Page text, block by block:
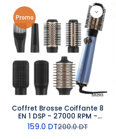
Promo
Coffret Brosse Coiffante 8
EN 1 DSP - 27000 RPM -
1000 W - Bleu
159.0 DT200.0DT